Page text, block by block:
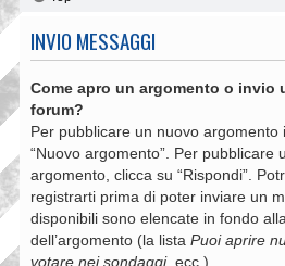
INVIO MESSAGGI
Come apro un argomento o invio
forum?
Per pubblicare un nuovo argomento
“Nuovo argomento”. Per pubblicare
argomento, clicca su “Rispondi”.
registrarti prima di poter inviare un
disponibili sono elencate in fondo
dell’argomento (la lista Puoi aprire
votare nei sondaggi, ecc.).